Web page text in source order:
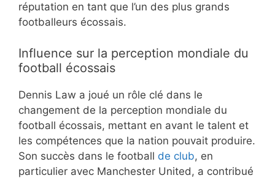
réputation en tant que l’un des plus grands
footballeurs écossais.
Influence sur la perception mondiale du
football écossais
Dennis Law a joué un rôle clé dans le
changement de la perception mondiale du
football écossais, mettant en avant le talent et
les compétences que la nation pouvait produire.
Son succès dans le football de club, en
particulier avec Manchester United, a contribué